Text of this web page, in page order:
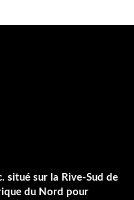
situé sur la Rive-Sud de
du Nord pour